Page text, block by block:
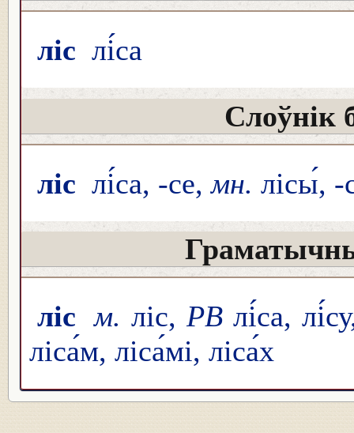
ліс лі́са
Слоўнік
ліс лі́са, -се,мн. лісы́, -
ліс м. ліс, РВ лі́са,
ліса́м, ліса́мі, ліса́х